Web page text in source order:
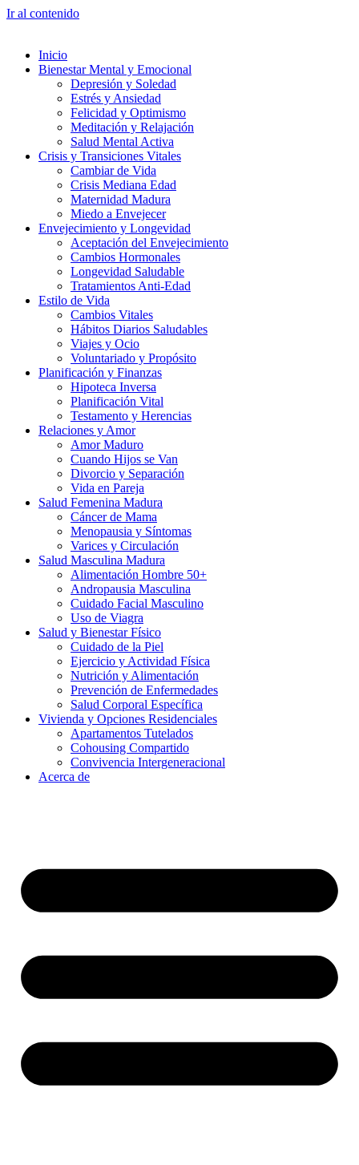
Ir al contenido
Inicio
Bienestar Mental y Emocional
Depresión y Soledad
Estrés y Ansiedad
Felicidad y Optimismo
Meditación y Relajación
Salud Mental Activa
Crisis y Transiciones Vitales
Cambiar de Vida
Crisis Mediana Edad
Maternidad Madura
Miedo a Envejecer
Envejecimiento y Longevidad
Aceptación del Envejecimiento
Cambios Hormonales
Longevidad Saludable
Tratamientos Anti-Edad
Estilo de Vida
Cambios Vitales
Hábitos Diarios Saludables
Viajes y Ocio
Voluntariado y Propósito
Planificación y Finanzas
Hipoteca Inversa
Planificación Vital
Testamento y Herencias
Relaciones y Amor
Amor Maduro
Cuando Hijos se Van
Divorcio y Separación
Vida en Pareja
Salud Femenina Madura
Cáncer de Mama
Menopausia y Síntomas
Varices y Circulación
Salud Masculina Madura
Alimentación Hombre 50+
Andropausia Masculina
Cuidado Facial Masculino
Uso de Viagra
Salud y Bienestar Físico
Cuidado de la Piel
Ejercicio y Actividad Física
Nutrición y Alimentación
Prevención de Enfermedades
Salud Corporal Específica
Vivienda y Opciones Residenciales
Apartamentos Tutelados
Cohousing Compartido
Convivencia Intergeneracional
Acerca de